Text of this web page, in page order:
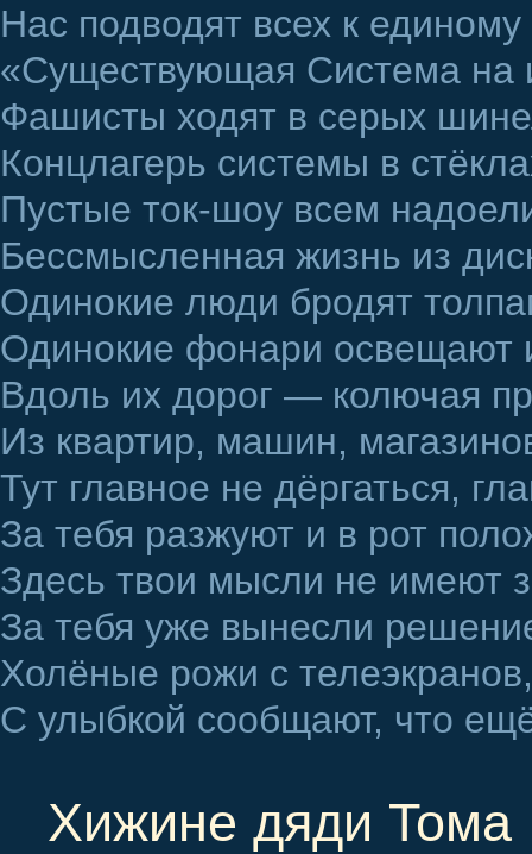
Нас подводят всех к
«Существующая Система
Фашисты ходят в серых
Концлагерь системы в
Пустые ток-шоу всем
Бессмысленная жизнь из
Одинокие люди бродят
Одинокие фонари освещают
Вдоль их дорог — колючая
Из квартир, машин,
Тут главное не дёргаться,
За тебя разжуют и в рот
Здесь твои мысли не имеют
За тебя уже вынесли
Холёные рожи с телеэкранов,
С улыбкой сообщают, что
Хижине дяди Тома